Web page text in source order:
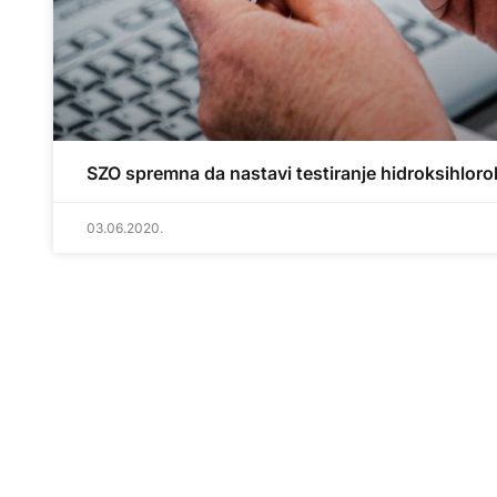
SZO spremna da nastavi testiranje
03.06.2020.